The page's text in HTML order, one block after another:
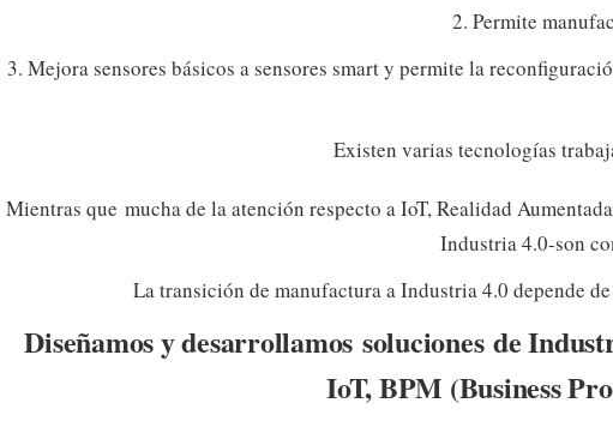
2. Permite
3. Mejora sensores básicos a sensores smart y permite la
Existen varias tecnologías
Mientras que mucha de la atención respecto a IoT, Realidad
Industria 4.0-son
La transición de manufactura a Industria 4.0 depende
Diseñamos y desarrollamos soluciones de
IoT, BPM (Business